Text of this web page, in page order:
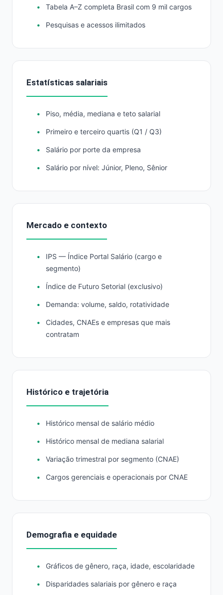
Tabela A–Z completa Brasil com 9 mil cargos
Pesquisas e acessos ilimitados
Estatísticas salariais
Piso, média, mediana e teto salarial
Primeiro e terceiro quartis (Q1 / Q3)
Salário por porte da empresa
Salário por nível: Júnior, Pleno, Sênior
Mercado e contexto
IPS — Índice Portal Salário (cargo e
segmento)
Índice de Futuro Setorial (exclusivo)
Demanda: volume, saldo, rotatividade
Cidades, CNAEs e empresas que mais
contratam
Histórico e trajetória
Histórico mensal de salário médio
Histórico mensal de mediana salarial
Variação trimestral por segmento (CNAE)
Cargos gerenciais e operacionais por CNAE
Demografia e equidade
Gráficos de gênero, raça, idade, escolaridade
Disparidades salariais por gênero e raça